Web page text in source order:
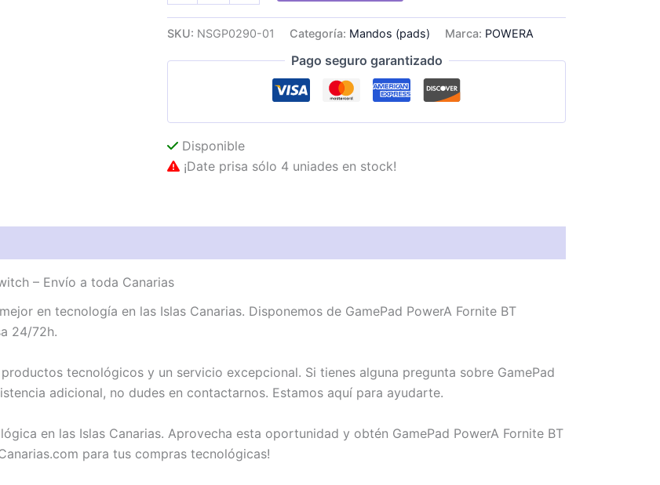
BT
Switch
SKU: NSGP0290-01 Categoría: Mandos (pads) Marca: POWERA
Pago seguro garantizado
Disponible
¡Date prisa sólo 4 uniades en stock!
– Envío a toda Canarias
en tecnología en las Islas Canarias. Disponemos de GamePad PowerA Fornite BT
24/72h.
tecnológicos y un servicio excepcional. Si tienes alguna pregunta sobre GamePad
adicional, no dudes en contactarnos. Estamos aquí para ayudarte.
en las Islas Canarias. Aprovecha esta oportunidad y obtén GamePad PowerA Fornite BT
para tus compras tecnológicas!